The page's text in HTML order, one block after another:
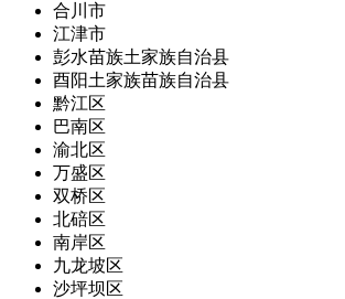
合川市
江津市
彭水苗族土家族自治县
酉阳土家族苗族自治县
黔江区
巴南区
渝北区
万盛区
双桥区
北碚区
南岸区
九龙坡区
沙坪坝区